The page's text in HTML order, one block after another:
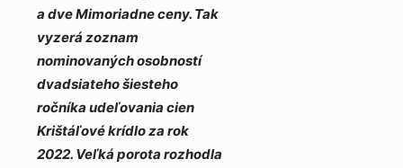
a dve Mimoriadne ceny. Tak
vyzerá zoznam
nominovaných osobností
dvadsiateho šiesteho
ročníka udeľovania cien
Krištáľové krídlo za rok
2022. Veľká porota rozhodla